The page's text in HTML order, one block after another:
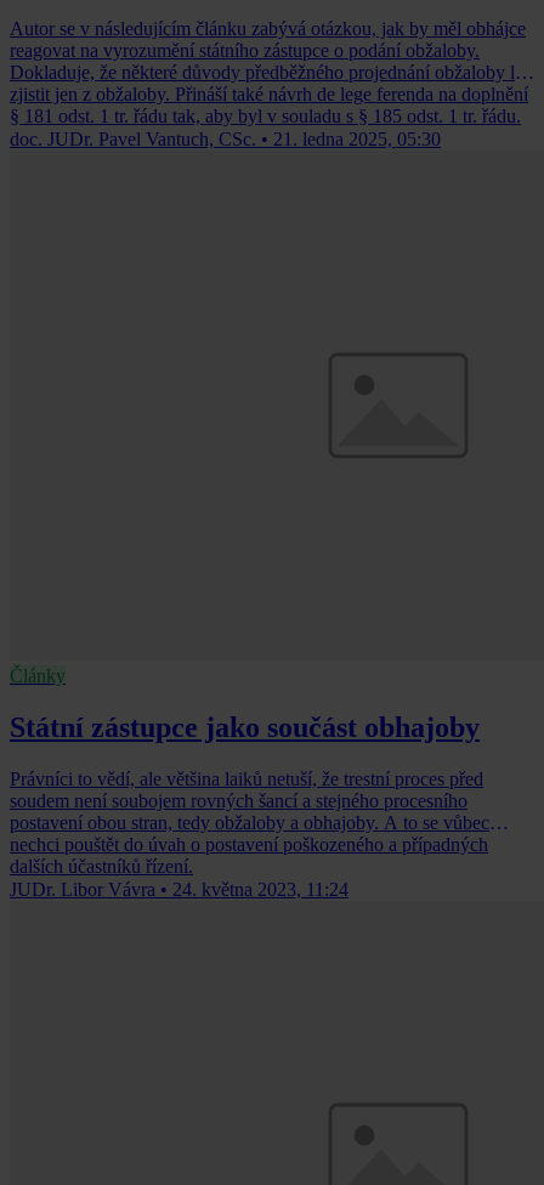
Autor se v následujícím článku zabývá otázkou, jak by měl obhájce
reagovat na vyrozumění státního zástupce o podání obžaloby.
Dokladuje, že některé důvody předběžného projednání obžaloby lze
zjistit jen z obžaloby. Přináší také návrh de lege ferenda na doplnění
§ 181 odst. 1 tr. řádu tak, aby byl v souladu s § 185 odst. 1 tr. řádu.
doc. JUDr. Pavel Vantuch, CSc. • 21. ledna 2025, 05:30
Články
Státní zástupce jako součást obhajoby
Právníci to vědí, ale většina laiků netuší, že trestní proces před
soudem není soubojem rovných šancí a stejného procesního
postavení obou stran, tedy obžaloby a obhajoby. A to se vůbec
nechci pouštět do úvah o postavení poškozeného a případných
dalších účastníků řízení.
JUDr. Libor Vávra • 24. května 2023, 11:24